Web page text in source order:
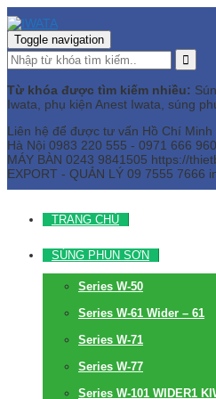
Toggle navigation
Từ khóa được tìm kiếm nhiều:
Iwata, phụ kiện Anest Iwata, súng
Liên hệ để được tư vấn Hồ Chí Minh
Hà Nội 0983 220 555 - 0971 666
MÁY BÀN 0243 9841505 https://
EXPORT - QUẢN LÝ 09 7555 7666
TRANG CHỦ
SÚNG PHUN SƠN
Series W-50
Series W-61 Wider – 61
Series W-71
Series W-77
Series W-101 WIDER1